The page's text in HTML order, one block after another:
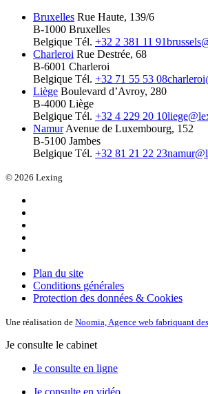
Bruxelles Rue Haute, 139/6
B-1000 Bruxelles
Belgique Tél. +32 2 381 11 91
Charleroi Rue Destrée, 68
B-6001 Charleroi
Belgique Tél. +32 71 55 53 08
Liège Boulevard d’Avroy, 280
B-4000 Liège
Belgique Tél. +32 4 229 20 10
Namur Avenue de Luxembourg, 152
B-5100 Jambes
Belgique Tél. +32 81 21 22 23
© 2026 Lexing
Plan du site
Conditions générales
Protection des données & Cookies
Une réalisation de Noomia, Agence web fabriquant
Je consulte le cabinet
Je consulte en ligne
Je consulte en vidéo